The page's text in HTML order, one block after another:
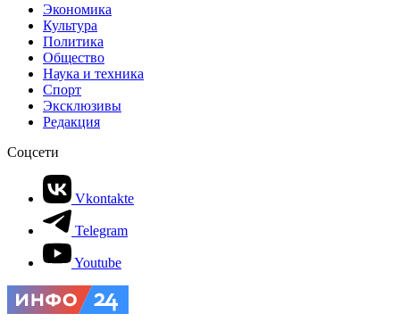
Экономика
Культура
Политика
Общество
Наука и техника
Спорт
Эксклюзивы
Редакция
Соцсети
Vkontakte
Telegram
Youtube